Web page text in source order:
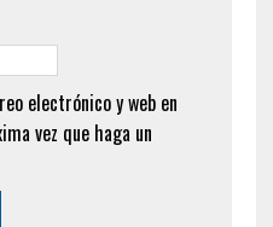
electrónico y web en
vez que haga un